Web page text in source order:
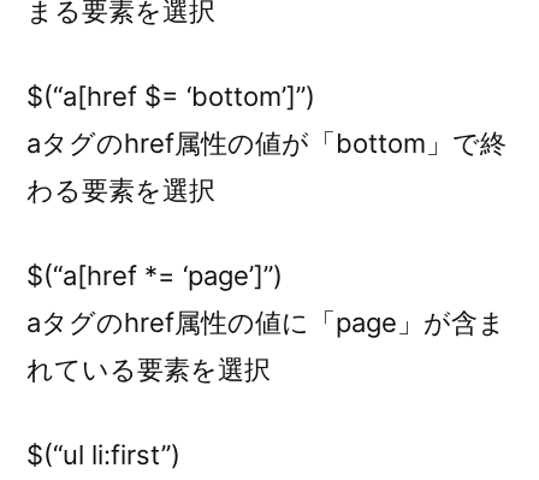
まる要素を選択
$(“a[href $= ‘bottom’]”)
aタグのhref属性の値が「bottom」で終
わる要素を選択
$(“a[href *= ‘page’]”)
aタグのhref属性の値に「page」が含ま
れている要素を選択
$(“ul li:first”)